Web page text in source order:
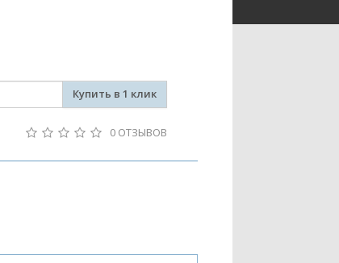
Купить в 1 клик
0 ОТЗЫВОВ